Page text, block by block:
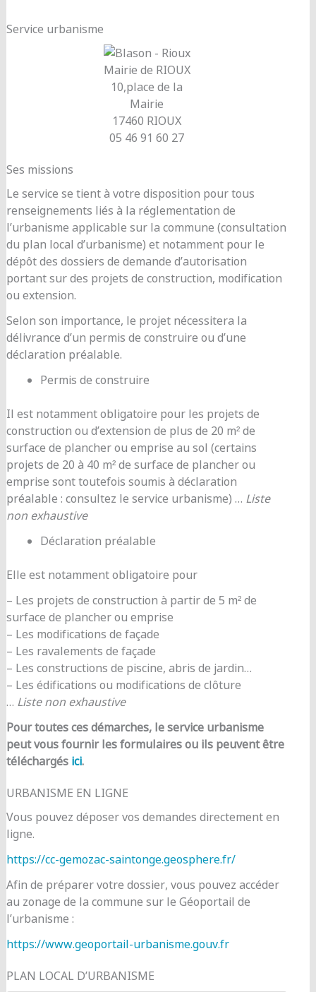
Service urbanisme
Mairie de RIOUX
10,place de la
Mairie
17460 RIOUX
05 46 91 60 27
Ses missions
Le service se tient à votre disposition pour tous
renseignements liés à la réglementation de
l’urbanisme applicable sur la commune (consultation
du plan local d’urbanisme) et notamment pour le
dépôt des dossiers de demande d’autorisation
portant sur des projets de construction, modification
ou extension.
Selon son importance, le projet nécessitera la
délivrance d’un permis de construire ou d’une
déclaration préalable.
Permis de construire
Il est notamment obligatoire pour les projets de
construction ou d’extension de plus de 20 m² de
surface de plancher ou emprise au sol (certains
projets de 20 à 40 m² de surface de plancher ou
emprise sont toutefois soumis à déclaration
préalable : consultez le service urbanisme) … Liste
non exhaustive
Déclaration préalable
Elle est notamment obligatoire pour
– Les projets de construction à partir de 5 m² de
surface de plancher ou emprise
– Les modifications de façade
– Les ravalements de façade
– Les constructions de piscine, abris de jardin…
– Les édifications ou modifications de clôture
… Liste non exhaustive
Pour toutes ces démarches, le service urbanisme
peut vous fournir les formulaires ou ils peuvent être
téléchargés ici.
URBANISME EN LIGNE
Vous pouvez déposer vos demandes directement en
ligne.
https://cc-gemozac-saintonge.geosphere.fr/
Afin de préparer votre dossier, vous pouvez accéder
au zonage de la commune sur le Géoportail de
l’urbanisme :
https://www.geoportail-urbanisme.gouv.fr
PLAN LOCAL D’URBANISME